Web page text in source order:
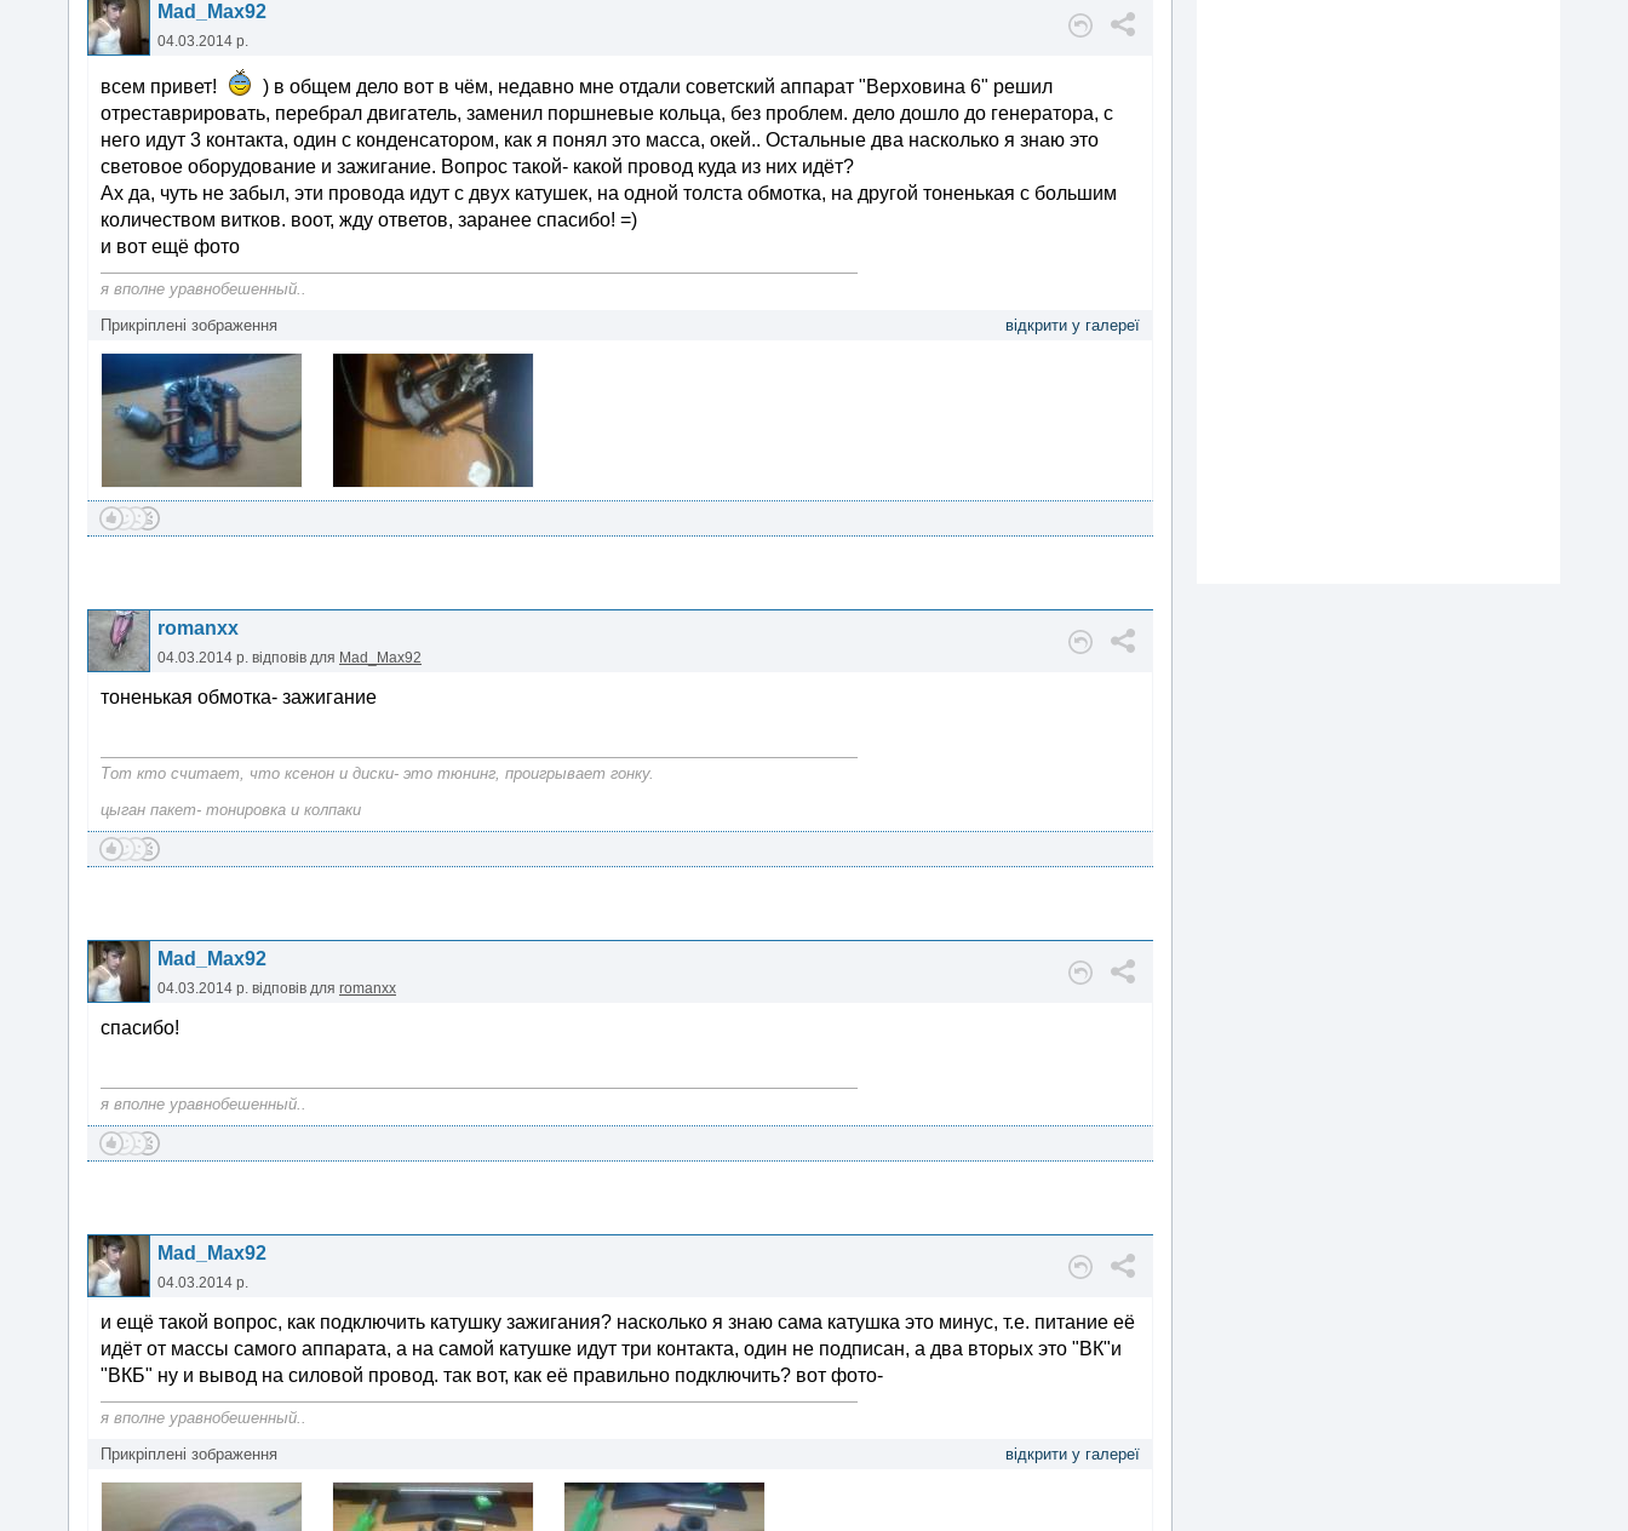
Mad_Max92
04.03.2014 р.
всем привет!
) в общем дело вот в чём, недавно мне отдали советский аппарат "Верховина 6" решил
отреставрировать, перебрал двигатель, заменил поршневые кольца, без проблем. дело дошло до генератора, с
него идут 3 контакта, один с конденсатором, как я понял это масса, окей.. Остальные два насколько я знаю это
световое оборудование и зажигание. Вопрос такой- какой провод куда из них идёт?
Ах да, чуть не забыл, эти провода идут с двух катушек, на одной толста обмотка, на другой тоненькая с большим
количеством витков. воот, жду ответов, заранее спасибо! =)
и вот ещё фото
я вполне уравнобешенный..
Прикріплені зображення
відкрити у галереї
romanxx
04.03.2014 р. відповів для Mad_Max92
тоненькая обмотка- зажигание
Тот кто считает, что ксенон и диски- это тюнинг, проигрывает гонку.
цыган пакет- тонировка и колпаки
Mad_Max92
04.03.2014 р. відповів для romanxx
спасибо!
я вполне уравнобешенный..
Mad_Max92
04.03.2014 р.
и ещё такой вопрос, как подключить катушку зажигания? насколько я знаю сама катушка это минус, т.е. питание её
идёт от массы самого аппарата, а на самой катушке идут три контакта, один не подписан, а два вторых это "ВК"и
"ВКБ" ну и вывод на силовой провод. так вот, как её правильно подключить? вот фото-
я вполне уравнобешенный..
Прикріплені зображення
відкрити у галереї